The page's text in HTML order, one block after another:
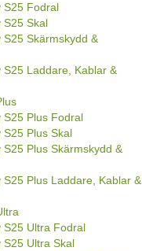
S25 Fodral
S25 Skal
Skärmskydd &
S25 Laddare, Kablar &
S25 Plus Fodral
Plus Skal
Plus Skärmskydd &
Plus Laddare, Kablar &
S25 Ultra Fodral
S25 Ultra Skal